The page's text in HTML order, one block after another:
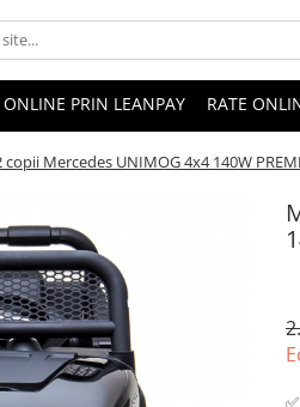
ONLINE PRIN LEANPAY RATE
Mercedes UNIMOG 4x4 140W